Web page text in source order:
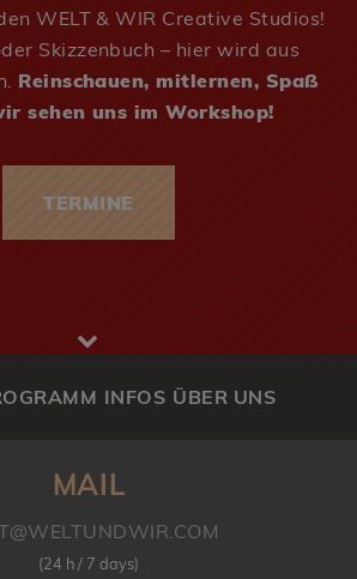
WELT & WIR Creative Studios!
Skizzenbuch – hier wird aus
Reinschauen, mitlernen, Spaß
sehen uns im Workshop!
TERMINE
INFOS ÜBER UNS
MAIL
(24 h / 7 days)